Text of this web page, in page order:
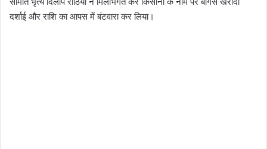
दर्शाई और राशि का आपस में बंटवारा कर लिया।